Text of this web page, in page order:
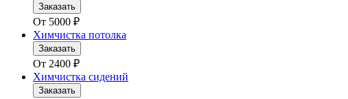
Заказать
От 5000 ₽
Химчистка потолка
Заказать
От 2400 ₽
Химчистка сидений
Заказать